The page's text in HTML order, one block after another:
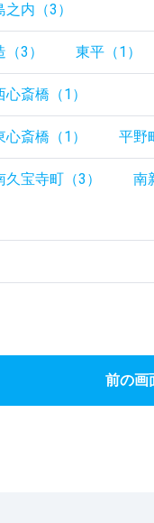
之内（3）
3） 東平（1）
心斎橋（1）
心斎橋（1） 平野
久宝寺町（3） 南
前の画